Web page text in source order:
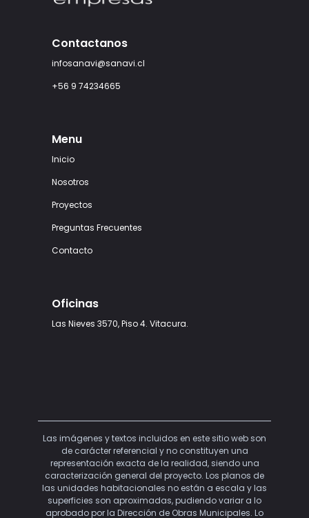
Contactanos
infosanavi@sanavi.cl
+56 9 74234665
Menu
Inicio
Nosotros
Proyectos
Preguntas Frecuentes
Contacto
Oficinas
Las Nieves 3570, Piso 4. Vitacura.
Las imágenes y textos incluidos en este sitio web son
de carácter referencial y no constituyen una
representación exacta de la realidad, siendo una
caracterización general del proyecto. Los planos de
las unidades habitacionales no están a escala y las
superficies son aproximadas, pudiendo variar a lo
aprobado por la Dirección de Obras Municipales. Lo